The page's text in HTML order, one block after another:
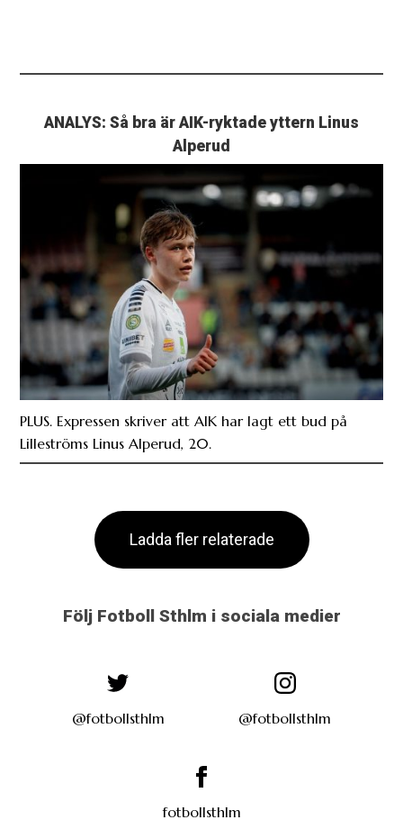
ANALYS: Så bra är AIK-ryktade yttern Linus
Alperud
PLUS. Expressen skriver att AIK har lagt ett bud på
Lilleströms Linus Alperud, 20.
Ladda fler relaterade
Följ Fotboll Sthlm i sociala medier
@fotbollsthlm @fotbollsthlm
fotbollsthlm